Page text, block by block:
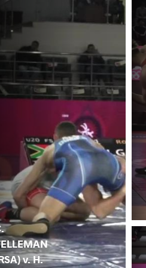
v. H.